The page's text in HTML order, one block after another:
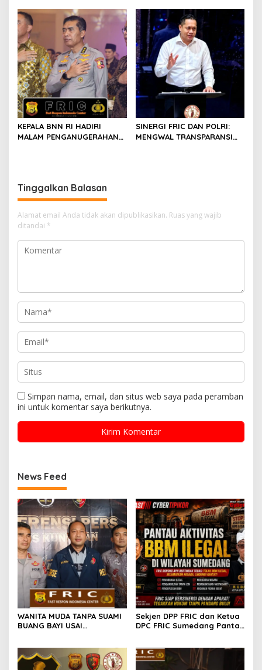
Profesional dan Presisi
KEPALA BNN RI HADIRI
MALAM PENGANUGERAHAN
SINERGI FRIC DAN POLRI:
MENGWAL TRANSPARANSI
Tinggalkan Balasan
Alamat email Anda tidak akan dipublikasikan. Ruas yang wajib
ditandai *
Simpan nama, email, dan situs web saya pada peramban
ini untuk komentar saya berikutnya.
News Feed
WANITA MUDA TANPA SUAMI
BUANG BAYI USAI
Sekjen DPP FRIC dan Ketua
DPC FRIC Sumedang Pantau
Sumedang, Minta APH
Bertindak Tegas